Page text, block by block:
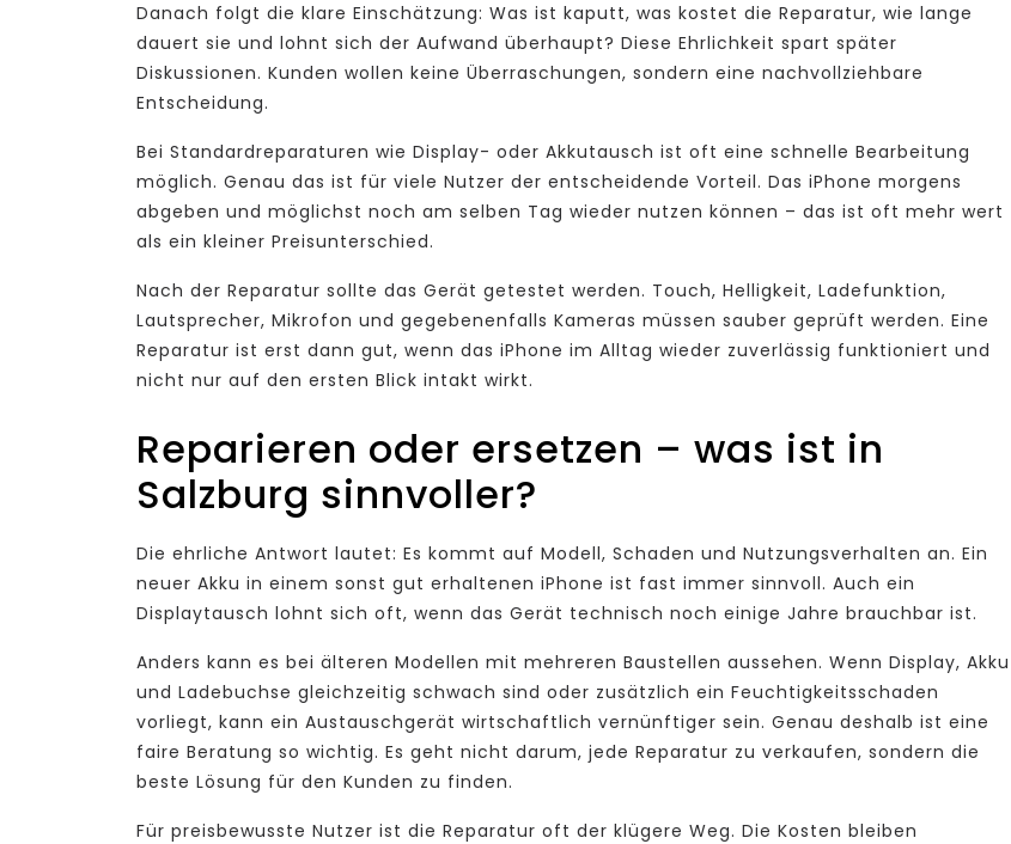
Danach folgt die klare Einschätzung: Was ist kaputt, was kostet die Reparatur, wie lange
dauert sie und lohnt sich der Aufwand überhaupt? Diese Ehrlichkeit spart später
Diskussionen. Kunden wollen keine Überraschungen, sondern eine nachvollziehbare
Entscheidung.
Bei Standardreparaturen wie Display- oder Akkutausch ist oft eine schnelle Bearbeitung
möglich. Genau das ist für viele Nutzer der entscheidende Vorteil. Das iPhone morgens
abgeben und möglichst noch am selben Tag wieder nutzen können – das ist oft mehr wert
als ein kleiner Preisunterschied.
Nach der Reparatur sollte das Gerät getestet werden. Touch, Helligkeit, Ladefunktion,
Lautsprecher, Mikrofon und gegebenenfalls Kameras müssen sauber geprüft werden. Eine
Reparatur ist erst dann gut, wenn das iPhone im Alltag wieder zuverlässig funktioniert und
nicht nur auf den ersten Blick intakt wirkt.
Reparieren oder ersetzen – was ist in
Salzburg sinnvoller?
Die ehrliche Antwort lautet: Es kommt auf Modell, Schaden und Nutzungsverhalten an. Ein
neuer Akku in einem sonst gut erhaltenen iPhone ist fast immer sinnvoll. Auch ein
Displaytausch lohnt sich oft, wenn das Gerät technisch noch einige Jahre brauchbar ist.
Anders kann es bei älteren Modellen mit mehreren Baustellen aussehen. Wenn Display, Akku
und Ladebuchse gleichzeitig schwach sind oder zusätzlich ein Feuchtigkeitsschaden
vorliegt, kann ein Austauschgerät wirtschaftlich vernünftiger sein. Genau deshalb ist eine
faire Beratung so wichtig. Es geht nicht darum, jede Reparatur zu verkaufen, sondern die
beste Lösung für den Kunden zu finden.
Für preisbewusste Nutzer ist die Reparatur oft der klügere Weg. Die Kosten bleiben